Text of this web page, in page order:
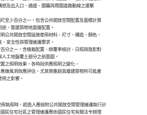
構想及出入口、通道、圍籬與周圍道路動線之連繫
尺至少百分之一，包含公共開放空間配置及面積計算
用途、暨建築物地面層配置。
明公共開放空間設施使用材料、尺寸、構造、顏色、
性、安全性與管理維護需求。
百分之一，含植栽配置、綠覆率檢討、日照與陰影對
與人工地盤覆土部分之剖面圖。
置之照明效果，各時段供應照明之變化。
應做風洞效應評估，尤其側重超高層建築物所可能產
用之影響。
執照時，起造人應檢附公共開放空間管理維護執行計
國民住宅社區之管理維護應依國民住宅有關法令辦理